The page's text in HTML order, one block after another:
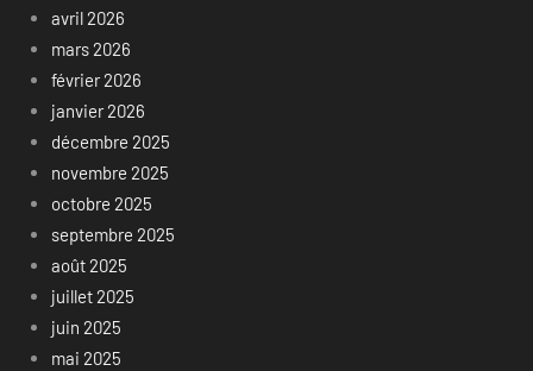
avril 2026
mars 2026
février 2026
janvier 2026
décembre 2025
novembre 2025
octobre 2025
septembre 2025
août 2025
juillet 2025
juin 2025
mai 2025